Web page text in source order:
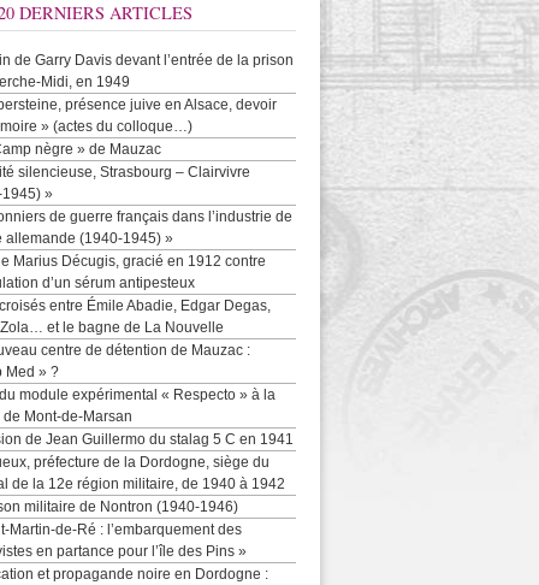
DERNIERS ARTICLES
de Garry Davis devant l’entrée de la prison
Midi, en 1949
présence juive en Alsace, devoir
» (actes du colloque…)
nègre » de Mauzac
silencieuse, Strasbourg – Clairvivre
»
de guerre français dans l’industrie de
allemande (1940-1945) »
Marius Décugis, gracié en 1912 contre
d’un sérum antipesteux
entre Émile Abadie, Edgar Degas,
et le bagne de La Nouvelle
centre de détention de Mauzac :
Med » ?
module expérimental « Respecto » à la
Mont-de-Marsan
de Jean Guillermo du stalag 5 C en 1941
préfecture de la Dordogne, siège du
de la 12e région militaire, de 1940 à 1942
militaire de Nontron (1940-1946)
Martin-de-Ré : l’embarquement des
en partance pour l’île des Pins »
et propagande noire en Dordogne :